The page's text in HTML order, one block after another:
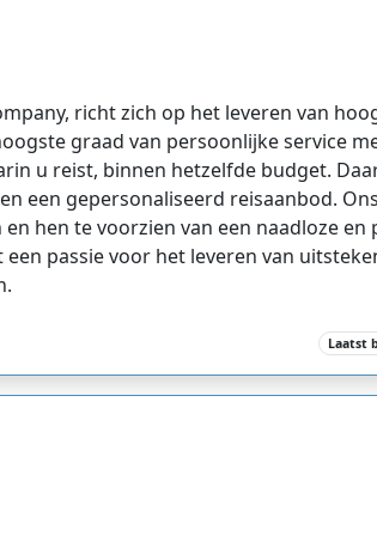
richt zich op het leveren van
graad van persoonlijke service
u reist, binnen hetzelfde budget.
een gepersonaliseerd reisaanbod.
hen te voorzien van een naadloze en
passie voor het leveren van
Laatst